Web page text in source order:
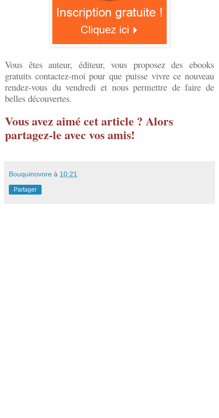
Vous êtes auteur, éditeur, vous proposez des ebooks
gratuits contactez-moi pour que puisse vivre ce nouveau
rendez-vous du vendredi et nous permettre de faire de
belles découvertes.
Vous avez aimé cet article ? Alors
partagez-le avec vos amis!
Bouquinovore à 10:21
Partager